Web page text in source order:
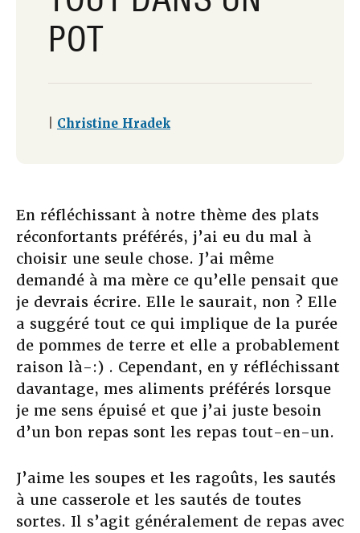
POT
Christine Hradek
En réfléchissant à notre thème des plats
réconfortants préférés, j’ai eu du mal à
choisir une seule chose. J’ai même
demandé à ma mère ce qu’elle pensait que
je devrais écrire. Elle le saurait, non ? Elle
a suggéré tout ce qui implique de la purée
de pommes de terre et elle a probablement
raison là-:) . Cependant, en y réfléchissant
davantage, mes aliments préférés lorsque
je me sens épuisé et que j’ai juste besoin
d’un bon repas sont les repas tout-en-un.
J’aime les soupes et les ragoûts, les sautés
à une casserole et les sautés de toutes
sortes. Il s’agit généralement de repas avec